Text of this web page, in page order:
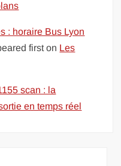
: horaire Bus Lyon
first on Les
scan : la
en temps réel